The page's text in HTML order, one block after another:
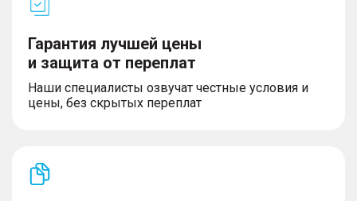
Гарантия лучшей цены
и защита от переплат
Наши специалисты озвучат честные условия и
цены, без скрытых переплат